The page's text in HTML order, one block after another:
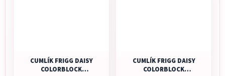
CUMLÍK FRIGG DAISY
COLORBLOCK
CUMLÍK FRIGG DAISY
COLORBLOCK